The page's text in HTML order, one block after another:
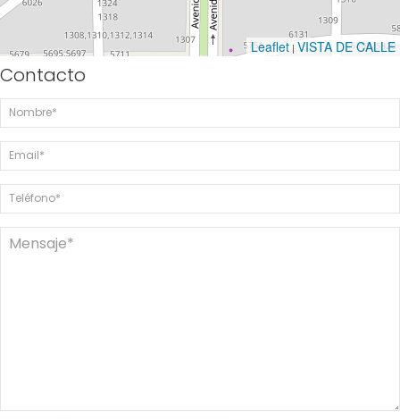
Leaflet | VISTA DE CALLE
Contacto